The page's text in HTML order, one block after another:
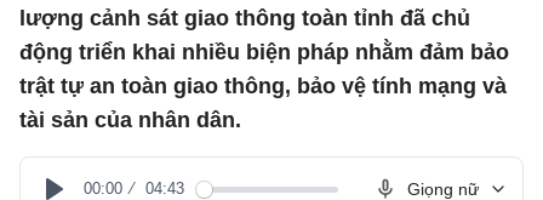
lượng cảnh sát giao thông toàn tỉnh đã chủ
động triển khai nhiều biện pháp nhằm đảm bảo
trật tự an toàn giao thông, bảo vệ tính mạng và
tài sản của nhân dân.
00:00 04:43 Giọng nữ